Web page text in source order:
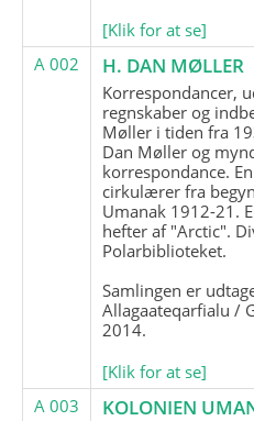
[Klik for at se]
A 002
H. DAN MØLLER
Korrespondancer,
regnskaber og
Møller i tiden fra
Dan Møller og
korrespondance.
cirkulærer fra
Umanak 1912-21.
hefter af "Arctic".
Polarbiblioteket.
Samlingen er
Allagaateqarfialu /
2014.
[Klik for at se]
A 003
KOLONIEN